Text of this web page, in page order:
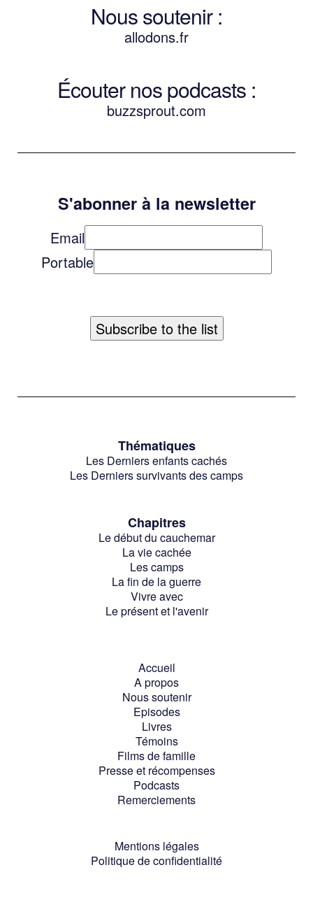
Nous soutenir :
allodons.fr
Écouter nos podcasts :
buzzsprout.com
S'abonner à la newsletter
Email
Portable
Thématiques
Les Derniers enfants cachés
Les Derniers survivants des camps
Chapitres
Le début du cauchemar
La vie cachée
Les camps
La fin de la guerre
Vivre avec
Le présent et l'avenir
Accueil
A propos
Nous soutenir
Episodes
Livres
Témoins
Films de famille
Presse et récompenses
Podcasts
Remerciements
Mentions légales
Politique de confidentialité